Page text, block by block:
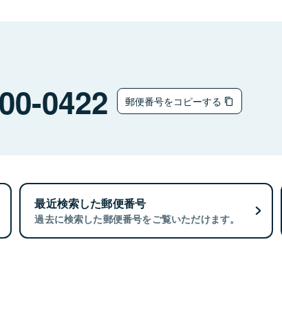
0422 郵便番号をコピーする
最近検索した郵便番号
過去に検索した郵便番号をご覧いただけます。